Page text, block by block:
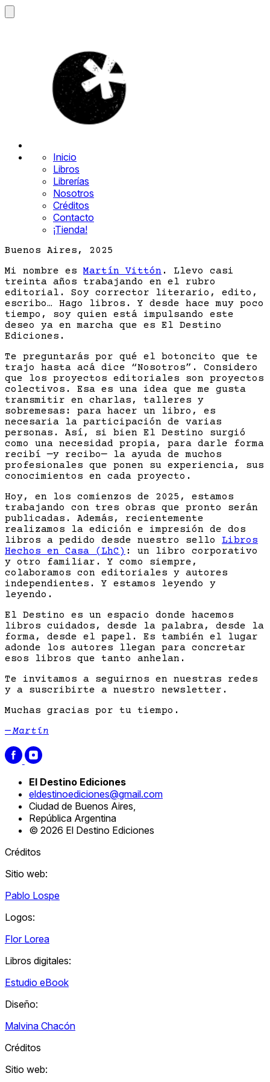
Inicio
Libros
Librerías
Nosotros
Créditos
Contacto
¡Tienda!
Buenos Aires, 2025
Mi nombre es Martín Vittón . Llevo casi
treinta años trabajando en el rubro
editorial. Soy corrector literario, edito,
escribo… Hago libros. Y desde hace muy poco
tiempo, soy quien está impulsando este
deseo ya en marcha que es El Destino
Ediciones.
Te preguntarás por qué el botoncito que te
trajo hasta acá dice “Nosotros”. Considero
que los proyectos editoriales son proyectos
colectivos. Esa es una idea que me gusta
transmitir en charlas, talleres y
sobremesas: para hacer un libro, es
necesaria la participación de varias
personas. Así, si bien El Destino surgió
como una necesidad propia, para darle forma
recibí —y recibo— la ayuda de muchos
profesionales que ponen su experiencia, sus
conocimientos en cada proyecto.
Hoy, en los comienzos de 2025, estamos
trabajando con tres obras que pronto serán
publicadas. Además, recientemente
realizamos la edición e impresión de dos
libros a pedido desde nuestro sello Libros
Hechos en Casa (LhC) : un libro corporativo
y otro familiar. Y como siempre,
colaboramos con editoriales y autores
independientes. Y estamos leyendo y
leyendo.
El Destino es un espacio donde hacemos
libros cuidados, desde la palabra, desde la
forma, desde el papel. Es también el lugar
adonde los autores llegan para concretar
esos libros que tanto anhelan.
Te invitamos a seguirnos en nuestras redes
y a suscribirte a nuestro newsletter.
Muchas gracias por tu tiempo.
— Martín
El Destino Ediciones
eldestinoediciones@gmail.com
Ciudad de Buenos Aires,
República Argentina
© 2026 El Destino Ediciones
Créditos
Sitio web:
Pablo Lospe
Logos:
Flor Lorea
Libros digitales:
Estudio eBook
Diseño:
Malvina Chacón
Créditos
Sitio web: